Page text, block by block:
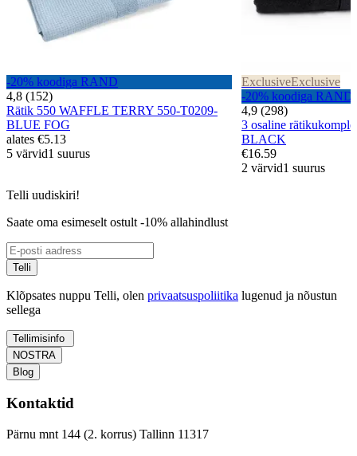
-20% koodiga RAND
4,8 (152)
Rätik 550 WAFFLE TERRY 550-T0209-
BLUE FOG
alates €5.13
5 värvid1 suurus
ExclusiveExclusive
-20% koodiga RAND
4,9 (298)
3 osaline
BLACK
€16.59
2 värvid1 suurus
Telli uudiskiri!
Saate oma esimeselt ostult -10% allahindlust
Telli
Klõpsates nuppu Telli, olen privaatsuspoliitika lugenud ja nõustun
sellega
Tellimisinfo
NOSTRA
Blog
Kontaktid
Pärnu mnt 144 (2. korrus) Tallinn 11317